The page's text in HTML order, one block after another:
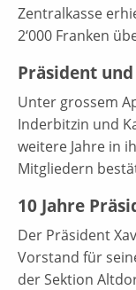
Zentralkasse
2‘000 Franken
Präsident
Unter grossem
Inderbitzin und
weitere Jahre in
Mitgliedern
10 Jahre
Der Präsident
Vorstand für
der Sektion